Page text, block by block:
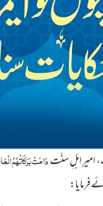
امیرِ اہلِ سنّتدَامَتْ بَرَکَاتُہُمُ
فرمایا: